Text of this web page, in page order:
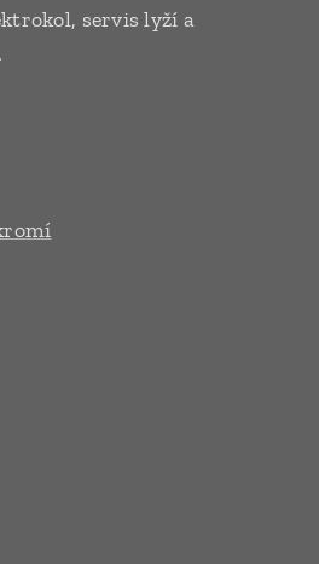
servis lyží a